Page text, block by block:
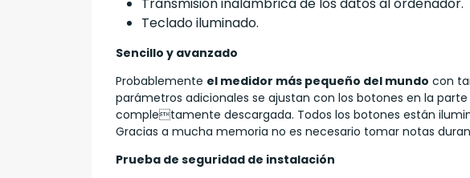
Teclado iluminado.
Sencillo y avanzado
Probablemente el medidor más pequeño del mundo con
parámetros adicionales se ajustan con los botones en la
completamente descargada. Todos los botones están
Gracias a mucha memoria no es necesario tomar notas
Prueba de seguridad de instalación